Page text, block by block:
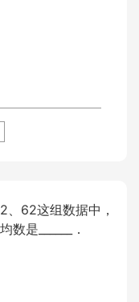
62这组数据中，
数是______．